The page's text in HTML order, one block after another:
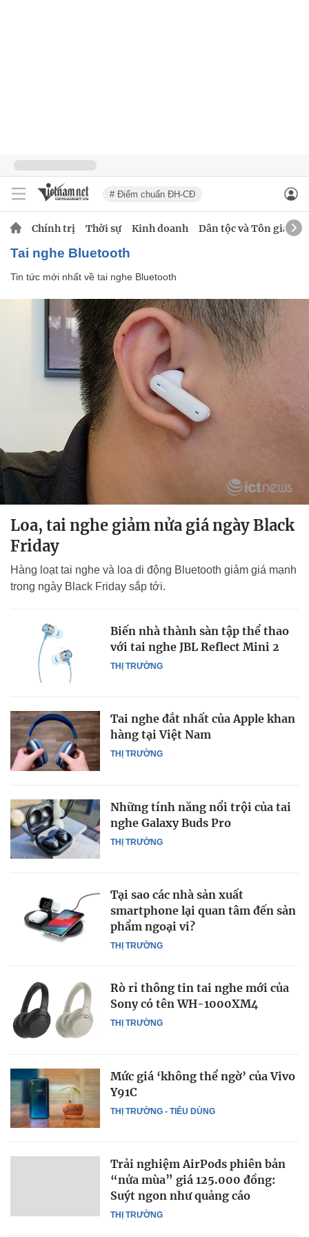
# Điểm chuẩn ĐH-CĐ
Chính trị Thời sự Kinh doanh Dân tộc và Tôn giáo
tai nghe Bluetooth
Tin tức mới nhất về tai nghe Bluetooth
Loa, tai nghe giảm nửa giá ngày Black
Friday
Hàng loạt tai nghe và loa di động Bluetooth giảm giá mạnh
trong ngày Black Friday sắp tới.
THỊ TRƯỜNG
Biến nhà thành sàn tập thể thao
với tai nghe JBL Reflect Mini 2
THỊ TRƯỜNG
Tai nghe đắt nhất của Apple khan
hàng tại Việt Nam
THỊ TRƯỜNG
Những tính năng nổi trội của tai
nghe Galaxy Buds Pro
THỊ TRƯỜNG
Tại sao các nhà sản xuất
smartphone lại quan tâm đến sản
phẩm ngoại vi?
THỊ TRƯỜNG
Rò rỉ thông tin tai nghe mới của
Sony có tên WH-1000XM4
THỊ TRƯỜNG - TIÊU DÙNG
Mức giá ‘không thể ngờ’ của Vivo
Y91C
THỊ TRƯỜNG
Trải nghiệm AirPods phiên bản
“nửa mùa” giá 125.000 đồng:
Suýt ngon như quảng cáo